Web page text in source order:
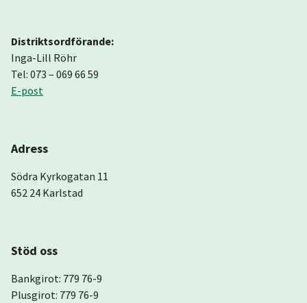
Distriktsordförande:
Inga-Lill Röhr
Tel: 073 – 069 66 59
E-post
Adress
Södra Kyrkogatan 11
652 24 Karlstad
Stöd oss
Bankgirot: 779 76-9
Plusgirot: 779 76-9